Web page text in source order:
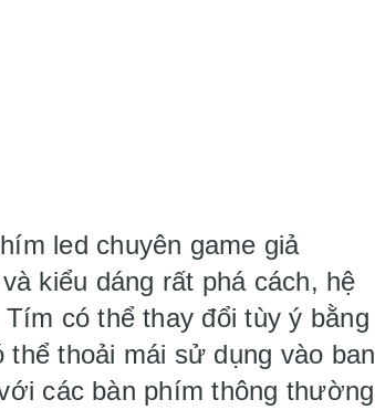
led chuyên game giả
kiểu dáng rất phá cách, hệ
có thể thay đổi tùy ý bằng
thoải mái sử dụng vào ban
các bàn phím thông thường